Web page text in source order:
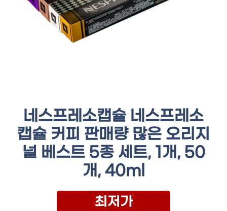
네스프레소캡슐 네스프레소
캡슐 커피 판매량 많은 오리지
널 베스트 5종 세트, 1개, 50
개, 40ml
최저가